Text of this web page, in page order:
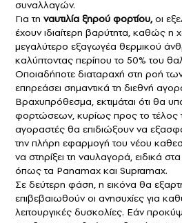
συναλλαγών.
Για τη ναυτιλία ξηρού φορτίου,οι
έχουν ιδιαίτερη βαρύτητα, καθώς η
μεγαλύτερο εξαγωγέα θερμικού
καλύπτοντας περίπου το 50% του
Οποιαδήποτε διαταραχή στη ροή
επηρεάσει σημαντικά τη διεθνή
Βραχυπρόθεσμα, εκτιμάται ότι θα
φορτώσεων, κυρίως προς το τέλος
αγοραστές θα επιδιώξουν να
την πλήρη εφαρμογή του νέου
να στηρίξει τη ναυλαγορά, ειδικά
όπως τα Panamax και Supramax.
Σε δεύτερη φάση, η εικόνα θα
επιβεβαιωθούν οι ανησυχίες για
λειτουργικές δυσκολίες. Εάν